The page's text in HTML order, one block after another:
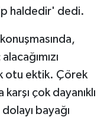
haldedir' dedi.
otu ektik. Çörek
çok dayanıklı
bayağı